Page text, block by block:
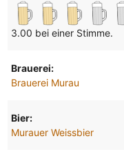
3.00 bei einer Stimme.
Brauerei:
Brauerei Murau
Bier:
Murauer Weissbier